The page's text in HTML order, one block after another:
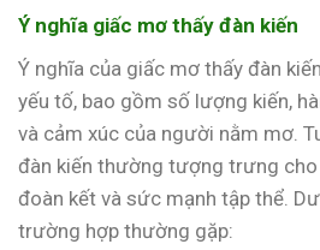
Ý nghĩa giấc mơ thấy đàn kiến
Ý nghĩa của giấc mơ thấy đàn
yếu tố, bao gồm số lượng kiến,
và cảm xúc của người nằm mơ.
đàn kiến thường tượng trưng
đoàn kết và sức mạnh tập thể.
trường hợp thường gặp: